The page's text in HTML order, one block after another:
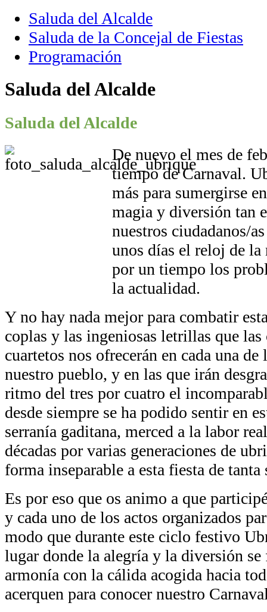
Saluda del Alcalde
Saluda de la Concejal de Fiestas
Programación
Saluda del Alcalde
Saluda del Alcalde
De nuevo el mes de
tiempo de Carnaval.
más para sumergirse
magia y diversión tan
nuestros ciudadanos/
unos días el reloj de
por un tiempo los
la actualidad.
Y no hay nada mejor para combatir
coplas y las ingeniosas letrillas que
cuartetos nos ofrecerán en cada una de
nuestro pueblo, y en las que irán
ritmo del tres por cuatro el
desde siempre se ha podido sentir en
serranía gaditana, merced a la labor
décadas por varias generaciones de
forma inseparable a esta fiesta de
Es por eso que os animo a que
y cada uno de los actos organizados
modo que durante este ciclo festivo
lugar donde la alegría y la diversión se
armonía con la cálida acogida hacia
acerquen para conocer nuestro